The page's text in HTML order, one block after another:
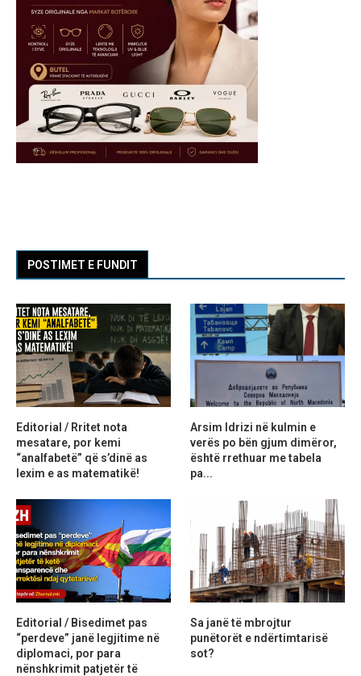
POSTIMET E FUNDIT
Editorial / Rritet nota
mesatare, por kemi
“analfabetë” që s’dinë as
lexim e as matematikë!
Arsim Idrizi në kulmin e
verës po bën gjum dimëror,
është rrethuar me tabela
pa...
Editorial / Bisedimet pas
“perdeve” janë legjitime në
diplomaci, por para
nënshkrimit patjetër të
Sa janë të mbrojtur
punëtorët e ndërtimtarisë
sot?